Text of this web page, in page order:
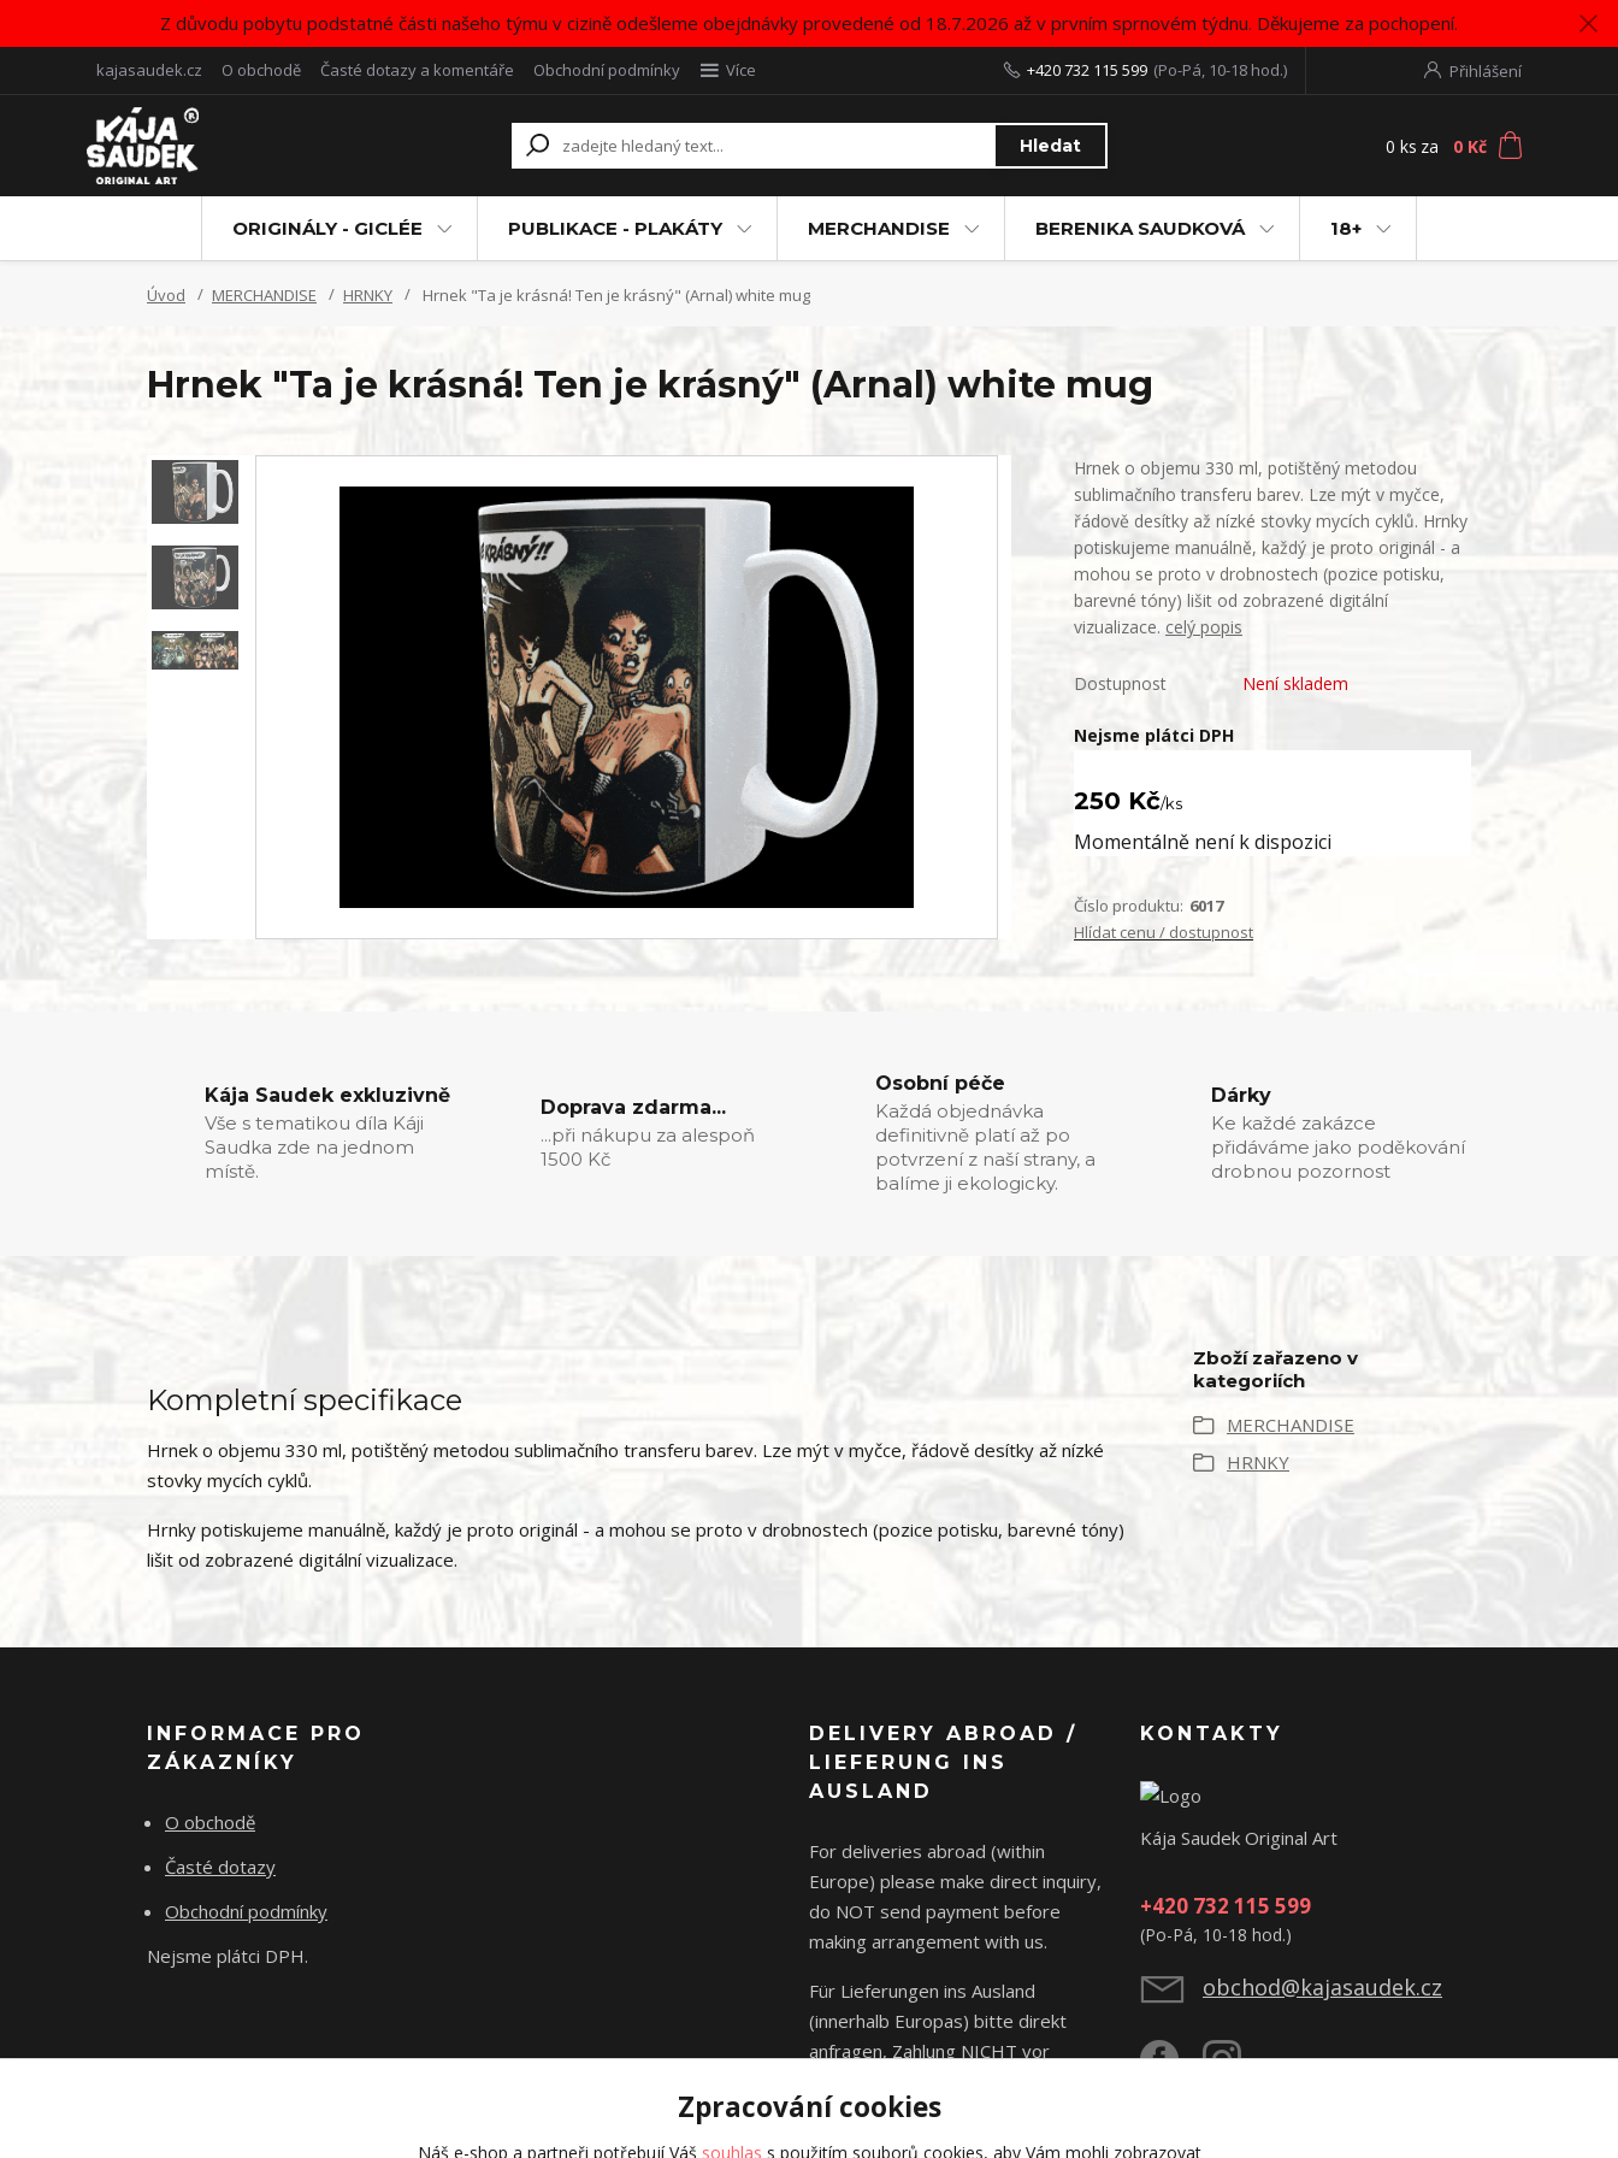
Z důvodu pobytu podstatné části našeho týmu v cizině odešleme obejdnávky provedené od 18.7.2026 až v prvním sprnovém týdnu. Děkujeme za pochopení.
kajasaudek.cz O obchodě Časté dotazy a komentáře Obchodní podmínky Více Přihlášení
Hledat
+420 732 115 599 (Po-Pá, 10-18 hod.)
0 ks za 0 Kč
ORIGINÁLY - GICLÉE PUBLIKACE - PLAKÁTY MERCHANDISE BERENIKA SAUDKOVÁ 18+
Úvod MERCHANDISE HRNKY Hrnek "Ta je krásná! Ten je krásný" (Arnal) white mug
Hrnek "Ta je krásná! Ten je krásný" (Arnal) white mug
Hrnek o objemu 330 ml, potištěný metodou
sublimačního transferu barev. Lze mýt v myčce,
řádově desítky až nízké stovky mycích cyklů. Hrnky
potiskujeme manuálně, každý je proto originál - a
mohou se proto v drobnostech (pozice potisku,
barevné tóny) lišit od zobrazené digitální
vizualizace. celý popis
Dostupnost Není skladem
Nejsme plátci DPH
250 Kč/ks
Momentálně není k dispozici
Číslo produktu: 6017
Hlídat cenu / dostupnost
Kája Saudek exkluzivně
Vše s tematikou díla Káji
Saudka zde na jednom
místě.
Doprava zdarma...
...při nákupu za alespoň
1500 Kč
Osobní péče
Každá objednávka
definitivně platí až po
potvrzení z naší strany, a
balíme ji ekologicky.
Dárky
Ke každé zakázce
přidáváme jako poděkování
drobnou pozornost
Kompletní specifikace
Hrnek o objemu 330 ml, potištěný metodou sublimačního transferu barev. Lze mýt v myčce, řádově desítky až nízké
stovky mycích cyklů.
Hrnky potiskujeme manuálně, každý je proto originál - a mohou se proto v drobnostech (pozice potisku, barevné tóny)
lišit od zobrazené digitální vizualizace.
Zboží zařazeno v
kategoriích
MERCHANDISE
HRNKY
INFORMACE PRO
ZÁKAZNÍKY
O obchodě
Časté dotazy
Obchodní podmínky
Nejsme plátci DPH.
DELIVERY ABROAD /
LIEFERUNG INS
AUSLAND
For deliveries abroad (within
Europe) please make direct inquiry,
do NOT send payment before
making arrangement with us.
Für Lieferungen ins Ausland
(innerhalb Europas) bitte direkt
anfragen, Zahlung NICHT vor
KONTAKTY
Kája Saudek Original Art
+420 732 115 599
(Po-Pá, 10-18 hod.)
obchod@kajasaudek.cz
Zpracování cookies
Náš e-shop a partneři potřebují Váš souhlas s použitím souborů cookies, aby Vám mohli zobrazovat